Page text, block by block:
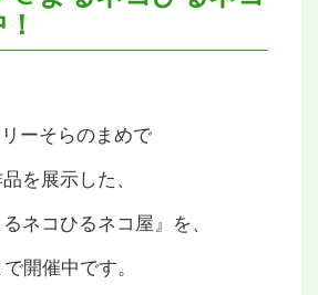
ーそらのまめで
を展示した、
ネコひるネコ屋』を、
開催中です。